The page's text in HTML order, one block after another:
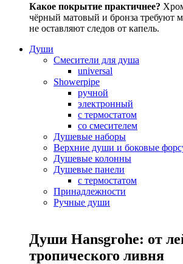
Какое покрытие практичнее?
чёрный матовый и бронза требуют
не оставляют следов от капель.
Души
Смесители для душа
universal
Showerpipe
ручной
электронный
с термостатом
со смесителем
Душевые наборы
Верхние души и боковые
Душевые колонны
Душевые панели
с термостатом
Принадлежности
Ручные души
Души Hansgrohe: от
тропического ливня